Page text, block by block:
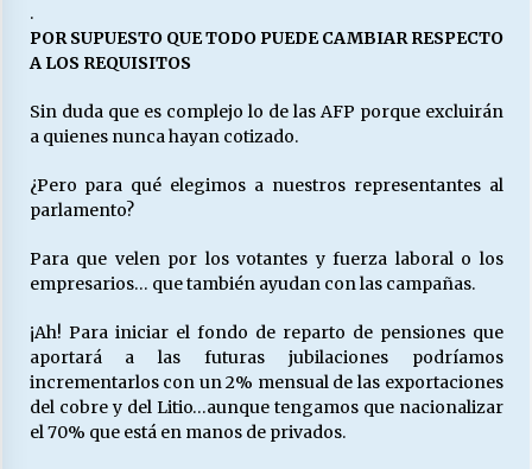
MUNICIPALIDADES, HONORARIOS, DESPIDOS
cuestión social hoy”.
S.O.S. a los ricos, Save Our Souls (Salvar
Nuestras Almas)
¿Asesores con doble sueldo?
18/04/2026
.
POR SUPUESTO QUE TODO PUEDE CAMBIAR RESPECTO
A LOS REQUISITOS
Sin duda que es complejo lo de las AFP porque excluirán
a quienes nunca hayan cotizado.
¿Pero para qué elegimos a nuestros representantes al
parlamento?
Para que velen por los votantes y fuerza laboral o los
empresarios… que también ayudan con las campañas.
¡Ah! Para iniciar el fondo de reparto de pensiones que
aportará a las futuras jubilaciones podríamos
incrementarlos con un 2% mensual de las exportaciones
del cobre y del Litio…aunque tengamos que nacionalizar
el 70% que está en manos de privados.